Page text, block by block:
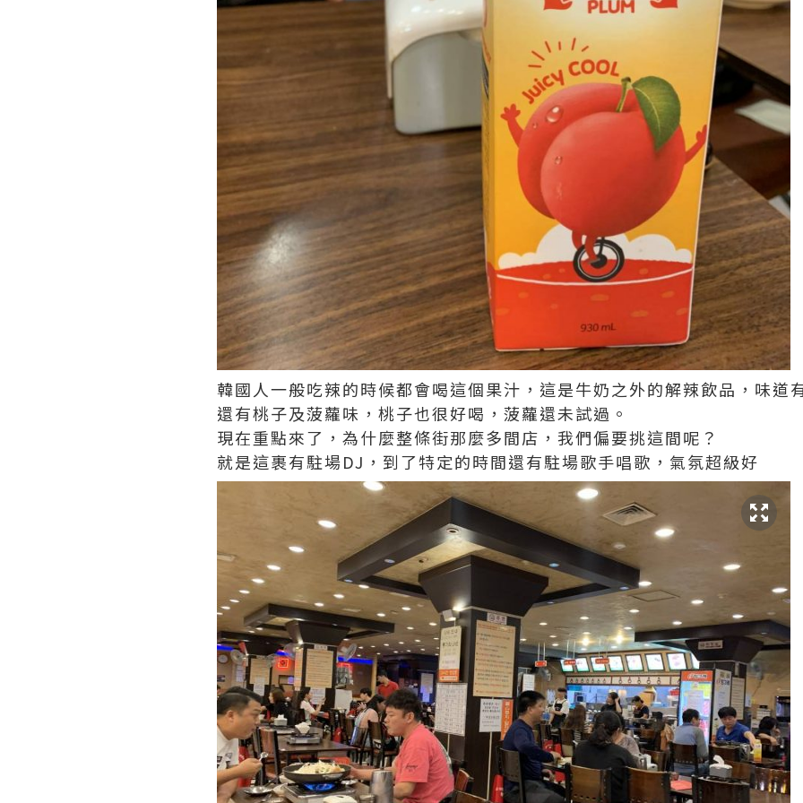
韓國人一般吃辣的時候都會喝這個果汁，這是牛奶之外的解辣飲品，味道
還有桃子及菠蘿味，桃子也很好喝，菠蘿還未試過。
現在重點來了，為什麼整條街那麼多間店，我們偏要挑這間呢？
就是這裹有駐場DJ，到了特定的時間還有駐場歌手唱歌，氣氛超級好